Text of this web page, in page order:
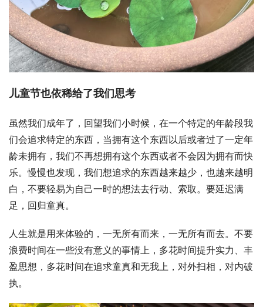
儿童节也依稀给了我们思考
虽然我们成年了，回望我们小时候，在一个特定的年龄段我
们会追求特定的东西，当拥有这个东西以后或者过了一定年
龄未拥有，我们不再想拥有这个东西或者不会因为拥有而快
乐。慢慢也发现，我们想追求的东西越来越少，也越来越明
白，不要轻易为自己一时的想法去行动、索取。要延迟满
足，回归童真。
人生就是用来体验的，一无所有而来，一无所有而去。不要
浪费时间在一些没有意义的事情上，多花时间提升实力、丰
盈思想，多花时间在追求童真和无我上，对外扫相，对内破
执。